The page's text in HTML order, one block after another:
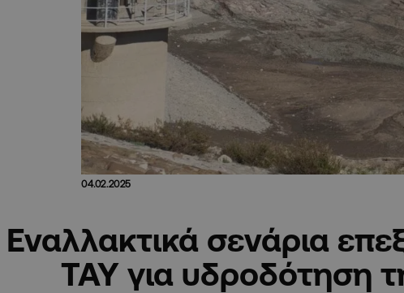
04.02.2025
Εναλλακτικά σενάρια
ΤΑΥ για υδροδότηση